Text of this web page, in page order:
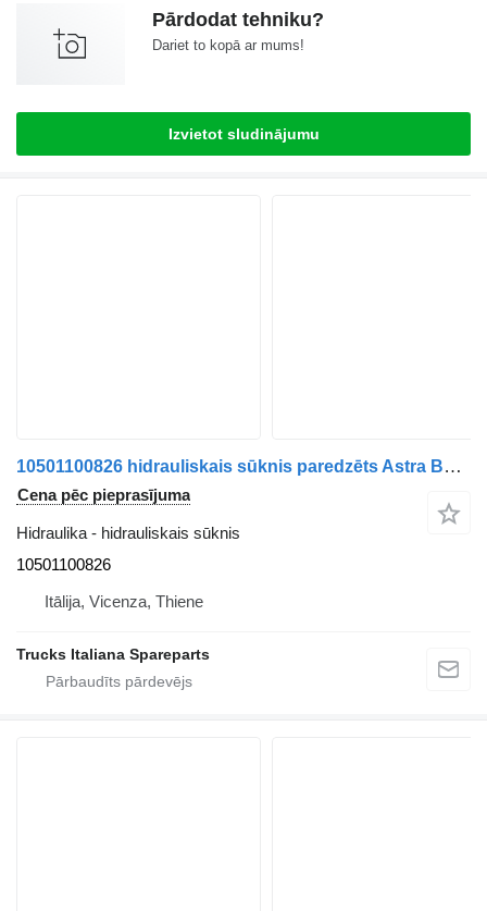
Pārdodat tehniku?
Dariet to kopā ar mums!
Izvietot sludinājumu
10501100826 hidrauliskais sūknis paredzēts Astra BM kravas automašīnas
Cena pēc pieprasījuma
Hidraulika - hidrauliskais sūknis
10501100826
Itālija, Vicenza, Thiene
Trucks Italiana Spareparts